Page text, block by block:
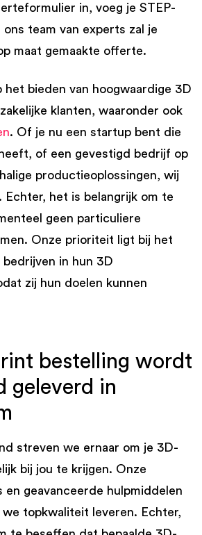
in, voeg je STEP-
team van experts zal je
maat gemaakte offerte.
bieden van hoogwaardige 3D
klanten, waaronder ook
. Of je nu een startup bent die
of een gevestigd bedrijf op
productieoplossingen, wij
Echter, het is belangrijk om te
geen particuliere
Onze prioriteit ligt bij het
in hun 3D
zij hun doelen kunnen
bestelling wordt
geleverd in
streven we ernaar om je 3D-
bij jou te krijgen. Onze
en geavanceerde hulpmiddelen
topkwaliteit leveren. Echter,